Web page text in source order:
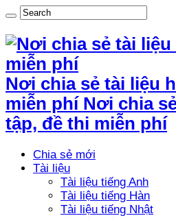
Nơi chia sẻ tài liệu
miễn phí Nơi chia
tập, đề thi miễn phí
Chia sẻ mới
Tài liệu
Tài liệu tiếng Anh
Tài liệu tiếng Hàn
Tài liệu tiếng Nhật